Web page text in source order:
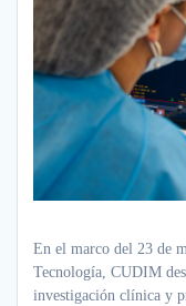
En el marco del 23 de
Tecnología, CUDIM
investigación clínica y